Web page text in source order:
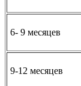
6- 9 месяцев
9-12 месяцев